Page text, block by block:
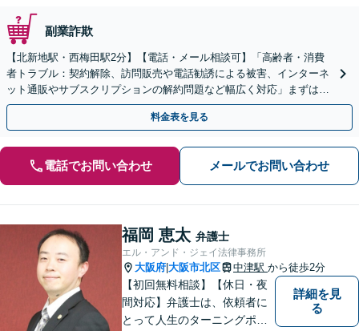
副業詐欺
【北新地駅・西梅田駅2分】【電話・メール相談可】「高齢者・消費
者トラブル：契約解除、訪問販売や電話勧誘による被害、インターネ
ット通販やサブスクリプションの解約問題など幅広く対応」まずは一
度ご相談ください【休日・夜間相談可】
料金表を見る
電話でお問い合わせ メールでお問い合わせ
福岡 恵太 弁護士
エル・アンド・ジェイ法律事務所
大阪府 大阪市北区 中津駅 から徒歩2分
【初回無料相談】【休日・夜
間対応】弁護士は、依頼者に
とって人生のターニングポイ
詳細を見
る